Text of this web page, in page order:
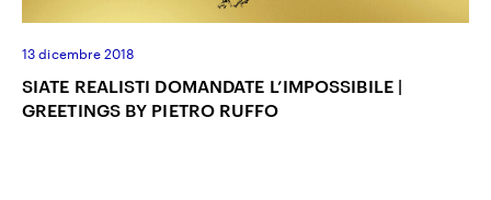
13 dicembre 2018
SIATE REALISTI DOMANDATE L’IMPOSSIBILE |
GREETINGS BY PIETRO RUFFO